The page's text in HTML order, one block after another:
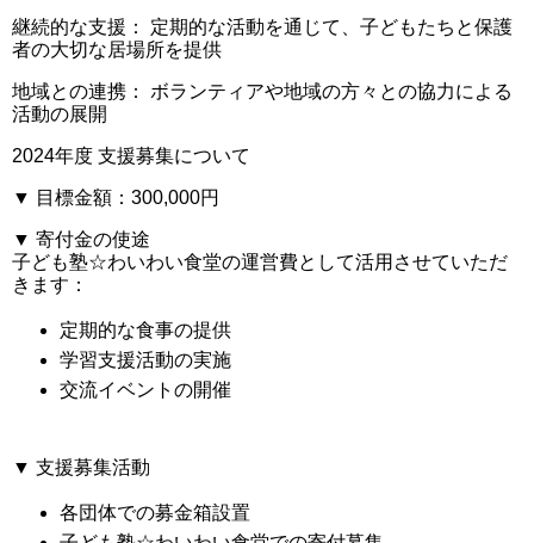
継続的な支援：
定期的な活動を通じて、子どもたちと保護
者の大切な居場所を提供
地域との連携：
ボランティアや地域の方々との協力による
活動の展開
2024年度 支援募集について
▼ 目標金額：300,000円
▼ 寄付金の使途
子ども塾☆わいわい食堂の運営費として活用させていただ
きます：
定期的な食事の提供
学習支援活動の実施
交流イベントの開催
▼ 支援募集活動
各団体での募金箱設置